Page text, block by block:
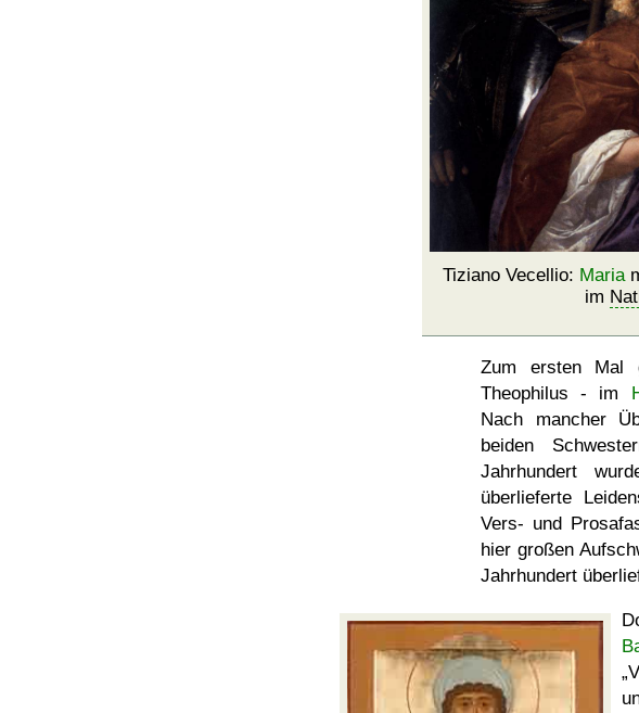
Tiziano Vecellio: Maria
im
Zum ersten Mal
Theophilus - im
Nach mancher
beiden
Jahrhundert
überlieferte
Vers- und
hier großen
Jahrhundert